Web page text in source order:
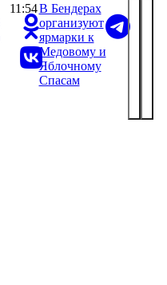
11:54В Бендерах
организуют
ярмарки к
Медовому и
Яблочному
Спасам